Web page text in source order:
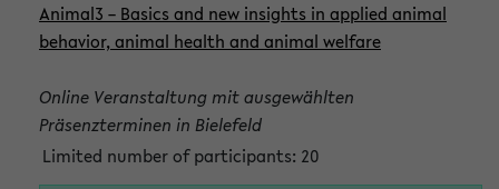
Animal3 – Basics and new insights in applied animal
behavior, animal health and animal welfare
Online Veranstaltung mit ausgewählten
Präsenzterminen in Bielefeld
Limited number of participants: 20